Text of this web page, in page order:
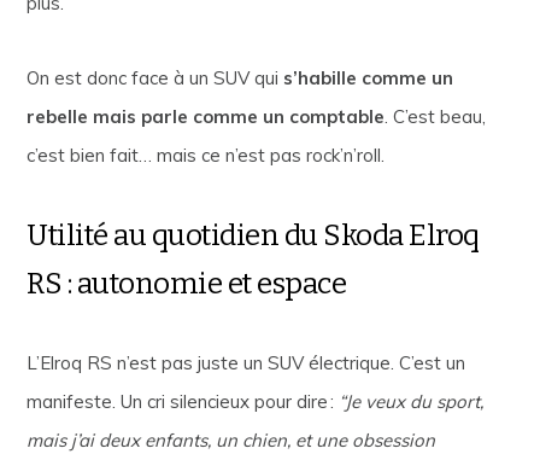
On est donc face à un SUV qui s’habille comme un
rebelle mais parle comme un comptable. C’est beau,
c’est bien fait… mais ce n’est pas rock’n’roll.
Utilité au quotidien du Skoda Elroq
RS : autonomie et espace
L’Elroq RS n’est pas juste un SUV électrique. C’est un
manifeste. Un cri silencieux pour dire : “Je veux du sport,
mais j’ai deux enfants, un chien, et une obsession